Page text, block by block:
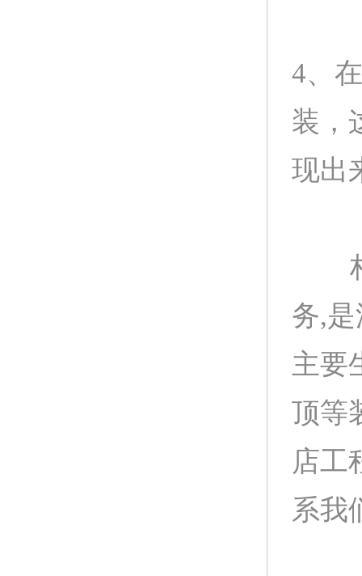
4、
装，
现出
柏
务,
主要
顶等
店工
系我